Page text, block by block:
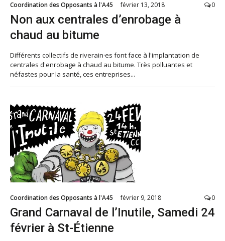
Coordination des Opposants à l'A45 février 13, 2018 0
Non aux centrales d’enrobage à
chaud au bitume
Différents collectifs de riverain·es font face à l'implantation de
centrales d'enrobage à chaud au bitume. Très polluantes et
néfastes pour la santé, ces entreprises...
Coordination des Opposants à l'A45 février 9, 2018 0
Grand Carnaval de l’Inutile, Samedi 24
février à St-Étienne